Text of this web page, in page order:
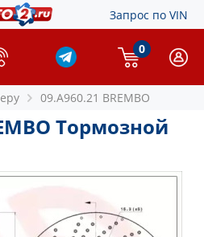
Запрос по VIN
0
09.A960.21 BREMBO
Тормозной